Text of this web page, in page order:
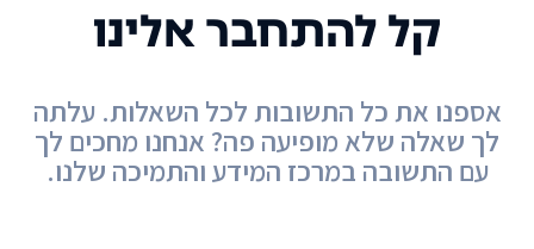
קל להתחבר אלינו
אספנו את כל התשובות לכל השאלות. עלתה
לך שאלה שלא מופיעה פה? אנחנו מחכים לך
עם התשובה במרכז המידע והתמיכה שלנו.